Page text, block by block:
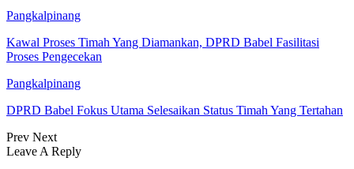
Pangkalpinang
Kawal Proses Timah Yang Diamankan, DPRD Babel Fasilitasi
Proses Pengecekan
Pangkalpinang
DPRD Babel Fokus Utama Selesaikan Status Timah Yang Tertahan
Prev Next
Leave A Reply